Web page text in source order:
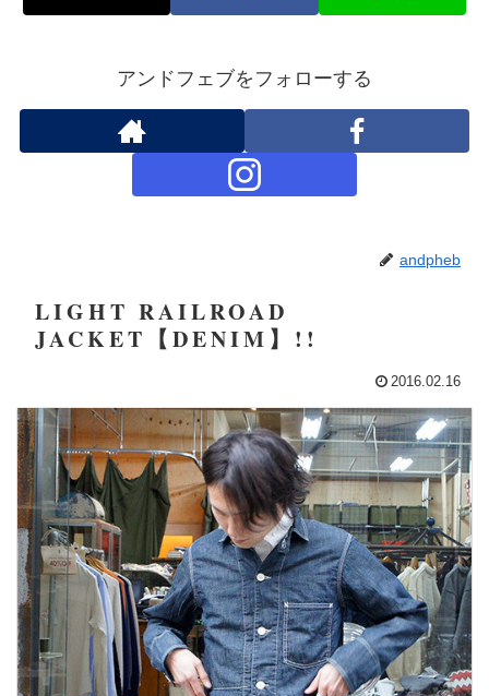
アンドフェブをフォローする
andpheb
LIGHT RAILROAD
JACKET【DENIM】!!
2016.02.16